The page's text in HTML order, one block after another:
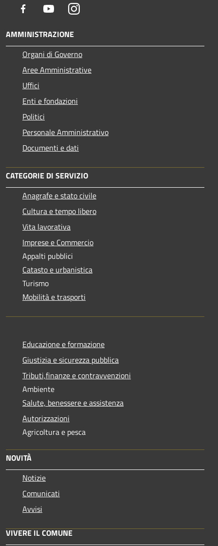
Facebook YoutubeInstagram
AMMINISTRAZIONE
Organi di Governo
Aree Amministrative
Uffici
Enti e fondazioni
Politici
Personale Amministrativo
Documenti e dati
CATEGORIE DI SERVIZIO
Anagrafe e stato civile
Cultura e tempo libero
Vita lavorativa
Imprese e Commercio
Appalti pubblici
Catasto e urbanistica
Turismo
Mobilità e trasporti
Educazione e formazione
Giustizia e sicurezza pubblica
Tributi,finanze e contravvenzioni
Ambiente
Salute, benessere e assistenza
Autorizzazioni
Agricoltura e pesca
NOVITÀ
Notizie
Comunicati
Avvisi
VIVERE IL COMUNE